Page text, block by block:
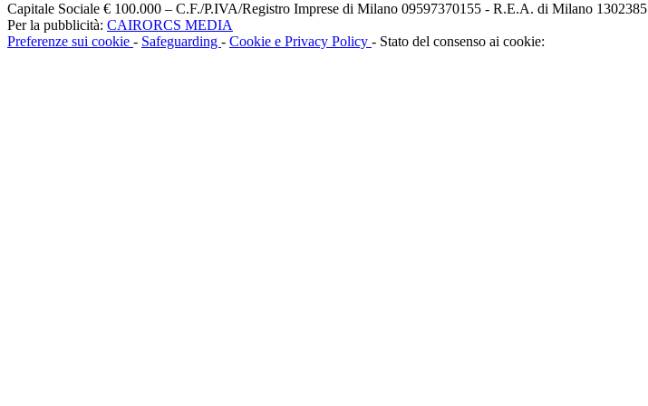
Capitale Sociale € 100.000 – C.F./P.IVA/Registro Imprese di Milano 09597370155 - R.E.A. di Milano 1302385
Per la pubblicità: CAIRORCS MEDIA
Preferenze sui cookie - Safeguarding - Cookie e Privacy Policy - Stato del consenso ai cookie: